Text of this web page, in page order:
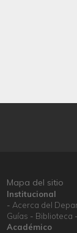
Mapa del sitio
Institucional
Acerca del
Guías
Biblioteca
Académico